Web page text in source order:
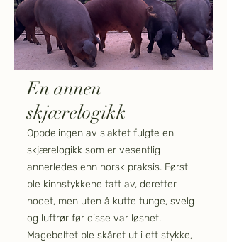
En annen
skjærelogikk
Oppdelingen av slaktet fulgte en
skjærelogikk som er vesentlig
annerledes enn norsk praksis. Først
ble kinnstykkene tatt av, deretter
hodet, men uten å kutte tunge, svelg
og luftrør før disse var løsnet.
Magebeltet ble skåret ut i ett stykke,